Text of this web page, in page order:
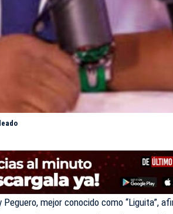
mejor conocido como “Liguita”,